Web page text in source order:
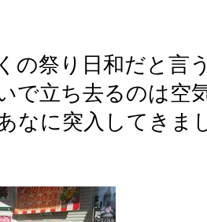
祭り日和だと言
で立ち去るのは空
なに突入してきま